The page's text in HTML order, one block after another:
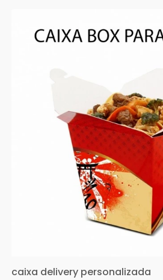
caixa delivery personalizada